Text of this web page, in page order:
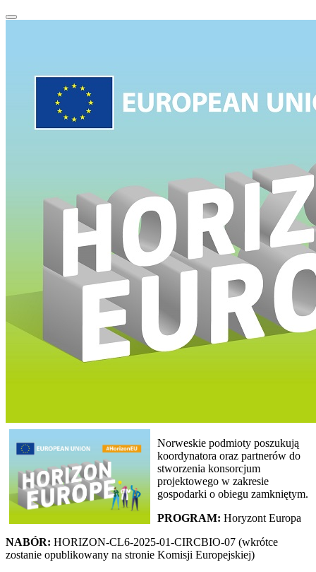
Norweskie podmioty poszukują
koordynatora oraz partnerów do
stworzenia konsorcjum
projektowego w zakresie
gospodarki o obiegu zamkniętym.
PROGRAM: Horyzont Europa
NABÓR: HORIZON-CL6-2025-01-CIRCBIO-07 (wkrótce
zostanie opublikowany na stronie Komisji Europejskiej)